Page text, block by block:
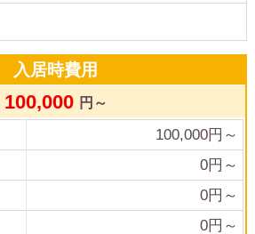
入居時費用
100,000 円～
100,000円～
0円～
0円～
0円～